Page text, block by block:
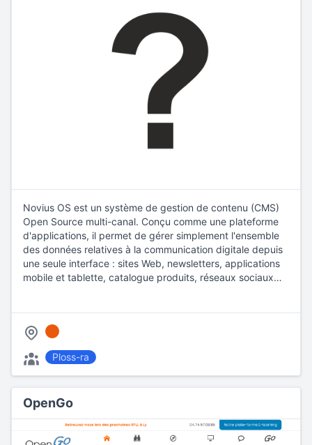
Novius OS est un système de gestion de contenu (CMS)
Open Source multi-canal. Conçu comme une plateforme
d'applications, il permet de gérer simplement l'ensemble
des données relatives à la communication digitale depuis
une seule interface : sites Web, newsletters, applications
mobile et tablette, catalogue produits, réseaux sociaux…
Ploss-ra
OpenGo